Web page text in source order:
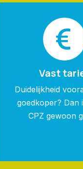
Vast
Duidelijkheid
goedkoper? Dan
CPZ gewoon